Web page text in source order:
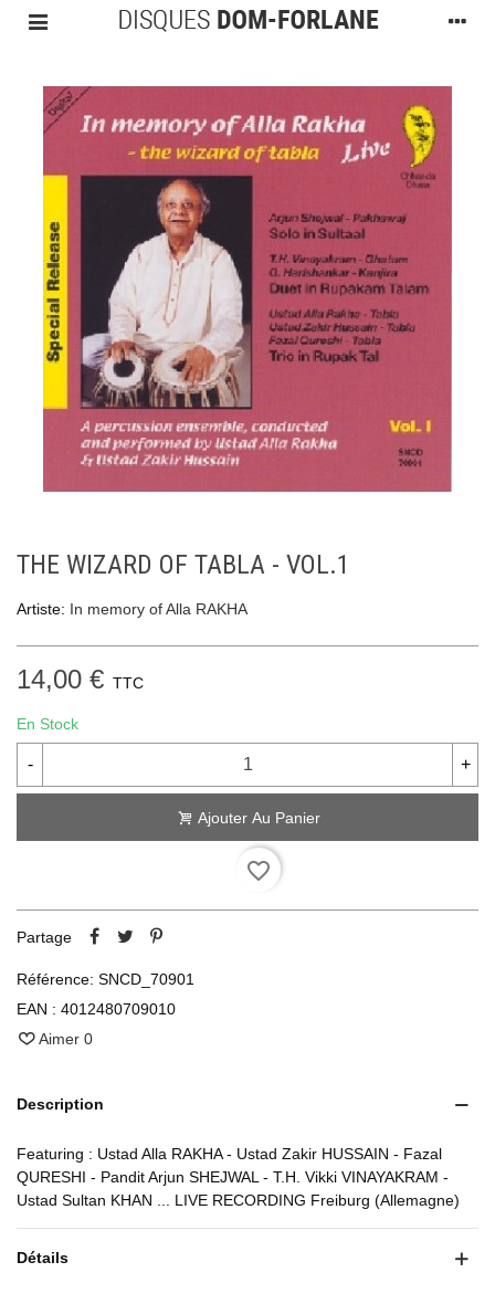
THE WIZARD OF TABLA - VOL.1
Artiste: In memory of Alla RAKHA
14,00 € TTC
En Stock
- +
Ajouter Au Panier
favorite_border
Partage
Référence: SNCD_70901
EAN : 4012480709010
Aimer 0
Description
Featuring : Ustad Alla RAKHA - Ustad Zakir HUSSAIN - Fazal
QURESHI - Pandit Arjun SHEJWAL - T.H. Vikki VINAYAKRAM -
Ustad Sultan KHAN ... LIVE RECORDING Freiburg (Allemagne)
Détails